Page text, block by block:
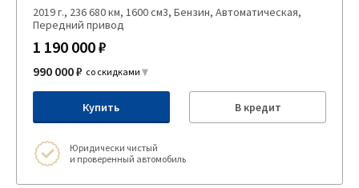
2019 г., 236 680 км, 1600 см3, Бензин, Автоматическая,
Передний привод
1 190 000 ₽
990 000 ₽ со скидками
Купить В кредит
Юридически чистый
и проверенный автомобиль